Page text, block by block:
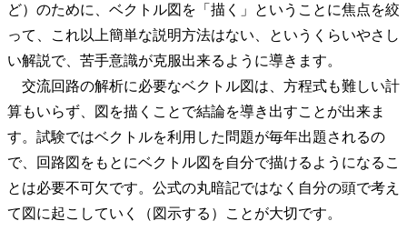
ど）のために、ベクトル図を「描く」ということに焦点を絞
って、これ以上簡単な説明方法はない、というくらいやさし
い解説で、苦手意識が克服出来るように導きます。
交流回路の解析に必要なベクトル図は、方程式も難しい計
算もいらず、図を描くことで結論を導き出すことが出来ま
す。試験ではベクトルを利用した問題が毎年出題されるの
で、回路図をもとにベクトル図を自分で描けるようになるこ
とは必要不可欠です。公式の丸暗記ではなく自分の頭で考え
て図に起こしていく（図示する）ことが大切です。